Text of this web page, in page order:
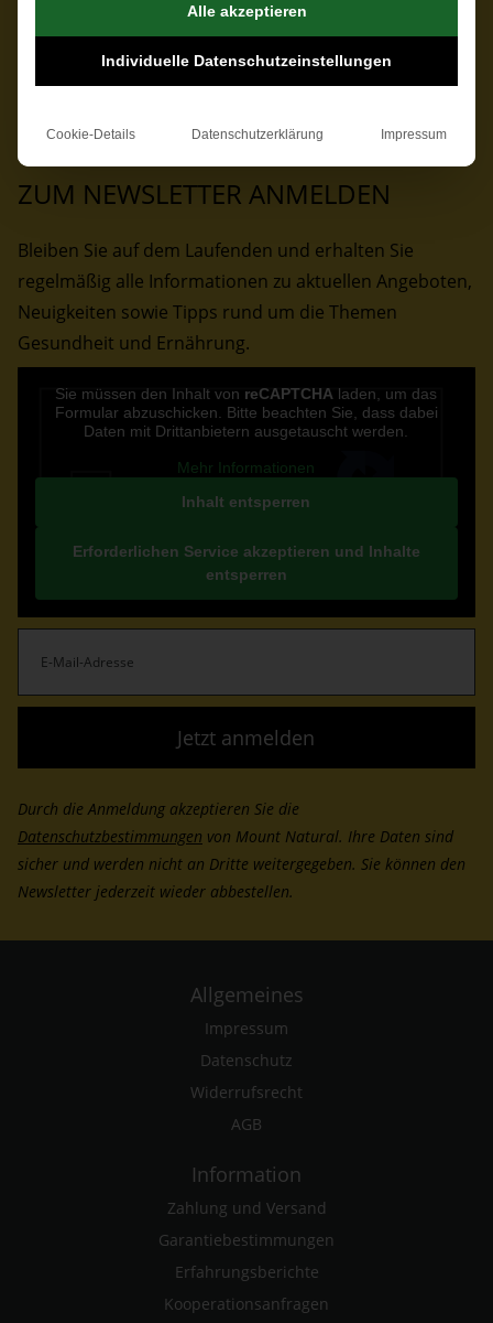
ZUM NEWSLETTER ANMELDEN
Bleiben Sie auf dem Laufenden und erhalten Sie
regelmäßig alle Informationen zu aktuellen Angeboten,
Neuigkeiten sowie Tipps rund um die Themen
Gesundheit und Ernährung.
Sie müssen den Inhalt von reCAPTCHA laden, um das
Formular abzuschicken. Bitte beachten Sie, dass dabei
Daten mit Drittanbietern ausgetauscht werden.
Mehr Informationen
Inhalt entsperren
Erforderlichen Service akzeptieren und Inhalte
entsperren
Mail-
Adresse(erforderlich)
Durch die Anmeldung akzeptieren Sie die
Datenschutzbestimmungen von Mount Natural. Ihre Daten sind
sicher und werden nicht an Dritte weitergegeben. Sie können den
Newsletter jederzeit wieder abbestellen.
Allgemeines
Impressum
Datenschutz
Widerrufsrecht
AGB
Information
Zahlung und Versand
Garantiebestimmungen
Erfahrungsberichte
Kooperationsanfragen
Alle akzeptieren
Individuelle Datenschutzeinstellungen
Cookie-Details Datenschutzerklärung Impressum